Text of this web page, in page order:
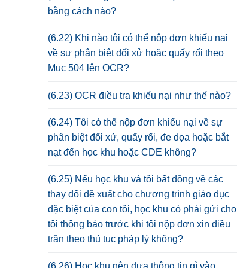
bằng cách nào?
(6.22) Khi nào tôi có thể nộp đơn khiếu nại
về sự phân biệt đối xử hoặc quấy rối theo
Mục 504 lên OCR?
(6.23) OCR điều tra khiếu nại như thế nào?
(6.24) Tôi có thể nộp đơn khiếu nại về sự
phân biệt đối xử, quấy rối, đe dọa hoặc bắt
nạt đến học khu hoặc CDE không?
(6.25) Nếu học khu và tôi bất đồng về các
thay đổi đề xuất cho chương trình giáo dục
đặc biệt của con tôi, học khu có phải gửi cho
tôi thông báo trước khi tôi nộp đơn xin điều
trần theo thủ tục pháp lý không?